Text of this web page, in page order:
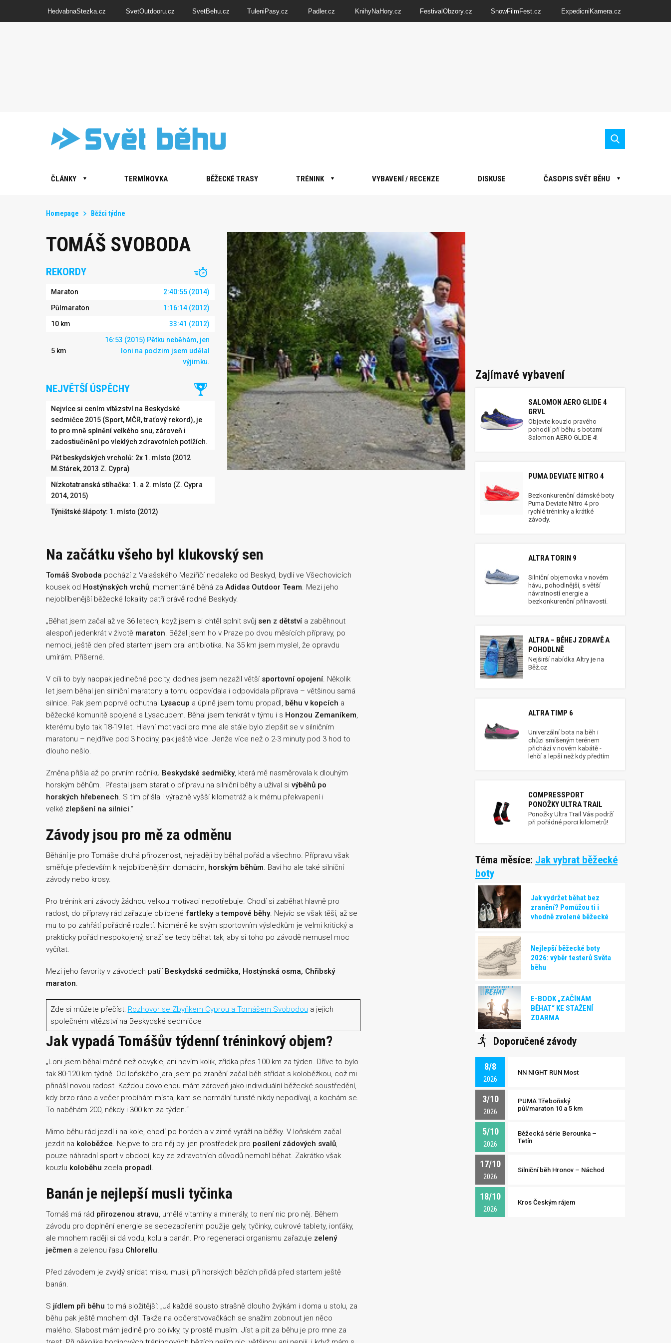
HedvabnaStezka.cz SvetOutdooru.cz SvetBehu.cz TuleniPasy.cz Padler.cz KnihyNaHory.cz FestivalObzory.cz SnowFilmFest.cz ExpedicniKamera.cz
ČLÁNKY TERMÍNOVKA BĚŽECKÉ TRASY TRÉNINK VYBAVENÍ / RECENZE DISKUSE ČASOPIS SVĚT BĚHU
Homepage Běžci týdne
TOMÁŠ SVOBODA
REKORDY
Maraton
2:40:55 (2014)
Půlmaraton
1:16:14 (2012)
10 km
33:41 (2012)
5 km
16:53 (2015) Pětku neběhám, jen
loni na podzim jsem udělal
výjimku.
NEJVĚTŠÍ ÚSPĚCHY
Nejvíce si cením vítězství na Beskydské
sedmičce 2015 (Sport, MČR, traťový rekord), je
to pro mně splnění velkého snu, zároveň i
zadostiučinění po vleklých zdravotních potížích.
Pět beskydských vrcholů: 2x 1. místo (2012
M.Stárek, 2013 Z. Cypra)
Nízkotatranská stíhačka: 1. a 2. místo (Z. Cypra
2014, 2015)
Týništské šlápoty: 1. místo (2012)
Na začátku všeho byl klukovský sen
Tomáš Svoboda pochází z Valašského Meziříčí nedaleko od Beskyd, bydlí ve Všechovicích
kousek od Hostýnských vrchů, momentálně běhá za Adidas Outdoor Team. Mezi jeho
nejoblíbenější běžecké lokality patří právě rodné Beskydy.
„Běhat jsem začal až ve 36 letech, když jsem si chtěl splnit svůj sen z dětství a zaběhnout
alespoň jedenkrát v životě maraton. Běžel jsem ho v Praze po dvou měsících přípravy, po
nemoci, ještě den před startem jsem bral antibiotika. Na 35 km jsem myslel, že opravdu
umírám. Příšerné.
V cíli to byly naopak jedinečné pocity, dodnes jsem nezažil většísportovní opojení. Několik
let jsem běhal jen silniční maratony a tomu odpovídala i odpovídala příprava – většinou samá
silnice. Pak jsem poprvé ochutnal Lysacup a úplně jsem tomu propadl, běhu v kopcích a
běžecké komunitě spojené s Lysacupem. Běhal jsem tenkrát v týmu i s Honzou Zemaníkem,
kterému bylo tak 18-19 let. Hlavní motivací pro mne ale stále bylo zlepšit se v silničním
maratonu – nejdříve pod 3 hodiny, pak ještě více. Jenže více než o 2-3 minuty pod 3 hod to
dlouho nešlo.
Změna přišla až po prvním ročníku Beskydské sedmičky, která mě nasměrovala k dlouhým
horským běhům. Přestal jsem starat o přípravu na silniční běhy a užíval si výběhů po
horských hřebenech. S tím přišla i výrazně vyšší kilometráž a k mému překvapení i
velké zlepšení na silnici.“
Závody jsou pro mě za odměnu
Běhání je pro Tomáše druhá přirozenost, nejraději by běhal pořád a všechno. Přípravu však
směřuje především k nejoblíbenějším domácím, horským běhům. Baví ho ale také silniční
závody nebo krosy.
Pro trénink ani závody žádnou velkou motivaci nepotřebuje. Chodí si zaběhat hlavně pro
radost, do přípravy rád zařazuje oblíbené fartleky atempové běhy. Nejvíc se však těší, až se
mu to po zahřátí pořádně rozletí. Nicméně ke svým sportovním výsledkům je velmi kritický a
prakticky pořád nespokojený, snaží se tedy běhat tak, aby si toho po závodě nemusel moc
vyčítat.
Mezi jeho favority v závodech patří Beskydská sedmička, Hostýnská osma, Chřibský
maraton.
Zde si můžete přečíst: Rozhovor se Zbyňkem Cyprou a Tomášem Svobodou a jejich
společném vítězství na Beskydské sedmičce
Jak vypadá Tomášův týdenní tréninkový objem?
„Loni jsem běhal méně než obvykle, ani nevím kolik, zřídka přes 100 km za týden. Dříve to bylo
tak 80-120 km týdně. Od loňského jara jsem po zranění začal běh střídat s koloběžkou, což mi
přináší novou radost. Každou dovolenou mám zároveň jako individuální běžecké soustředění,
kdy brzo ráno a večer probíhám místa, kam se normální turisté nikdy nepodívají, a kochám se.
To naběhám 200, někdy i 300 km za týden.“
Mimo běhu rád jezdí i na kole, chodí po horách a v zimě vyráží na běžky. V loňském začal
jezdit na koloběžce. Nejpve to pro něj byl jen prostředek pro posílení zádových svalů,
pouze náhradní sport v období, kdy ze zdravotních důvodů nemohl běhat. Zakrátko však
kouzlu koloběhu zcela propadl.
Banán je nejlepší musli tyčinka
Tomáš má rád přirozenou stravu, umělé vitamíny a minerály, to není nic pro něj. Během
závodu pro doplnění energie se sebezapřením použije gely, tyčinky, cukrové tablety, ionťáky,
ale mnohem raději si dá vodu, kolu a banán. Pro regeneraci organismu zařazuje zelený
ječmen a zelenou řasu Chlorellu.
Před závodem je zvyklý snídat misku musli, při horských bězích přidá před startem ještě
banán.
S jídlem při běhu to má složitější: „Já každé sousto strašně dlouho žvýkám i doma u stolu, za
běhu pak ještě mnohem dýl. Takže na občerstvovačkách se snažím zobnout jen něco
malého. Slabost mám jedině pro polívky, ty prostě musím. Jíst a pít za běhu je pro mne za
Zajímavé vybavení
SALOMON AERO GLIDE 4
GRVL
Objevte kouzlo pravého
pohodlí při běhu s botami
Salomon AERO GLIDE 4!
PUMA DEVIATE NITRO 4
Bezkonkurenční dámské boty
Puma Deviate Nitro 4 pro
rychlé tréninky a krátké
závody.
ALTRA TORIN 9
Silniční objemovka v novém
hávu, pohodlnější, s větší
návratností energie a
bezkonkurenční přilnavostí.
ALTRA – BĚHEJ ZDRAVĚ A
POHODLNĚ
Nejširší nabídka Altry je na
Běž.cz
ALTRA TIMP 6
Univerzální bota na běh i
chůzi smíšeným terénem
přichází v novém kabátě -
lehčí a lepší než kdy předtím
COMPRESSPORT
PONOŽKY ULTRA TRAIL
Ponožky Ultra Trail Vás podrží
při pořádné porci kilometrů!
Téma měsíce: Jak vybrat běžecké
boty
Jak vydržet běhat bez
zranění? Pomůžou ti i
vhodně zvolené běžecké
Nejlepší běžecké boty
2026: výběr testerů Světa
běhu
E-BOOK „ZAČÍNÁM
BĚHAT“ KE STAŽENÍ
ZDARMA
Doporučené závody
8/8
2026
NN NIGHT RUN Most
3/10
2026
PUMA Třeboňský
půl/maraton 10 a 5 km
5/10
2026
Běžecká série Berounka –
Tetín
17/10
2026
Silniční běh Hronov – Náchod
18/10
2026
Kros Českým rájem